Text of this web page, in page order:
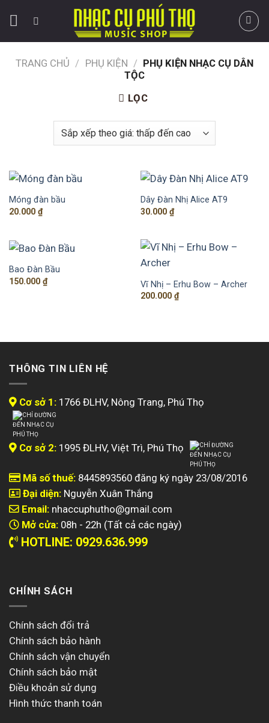
TRANG CHỦ / PHỤ KIỆN / PHỤ KIỆN NHẠC CỤ DÂN
TỘC
LỌC
Móng đàn bầu
20.000 ₫
Dây Đàn Nhị Alice AT9
30.000 ₫
Bao Đàn Bầu
150.000 ₫
Vĩ Nhị – Erhu Bow – Archer
200.000 ₫
THÔNG TIN LIÊN HỆ
Cơ sở 1: 1766 ĐLHV, Nông Trang, Phú Thọ
Cơ sở 2: 1995 ĐLHV, Việt Trì, Phú Thọ
Mã số thuế: 8445893560 đăng ký ngày 23/08/2016
Đại diện: Nguyễn Xuân Thắng
Email: nhaccuphutho@gmail.com
Mở cửa: 08h - 22h (Tất cả các ngày)
HOTLINE: 0929.636.999
CHÍNH SÁCH
Chính sách đổi trả
Chính sách bảo hành
Chính sách vận chuyển
Chính sách bảo mật
Điều khoản sử dụng
Hình thức thanh toán